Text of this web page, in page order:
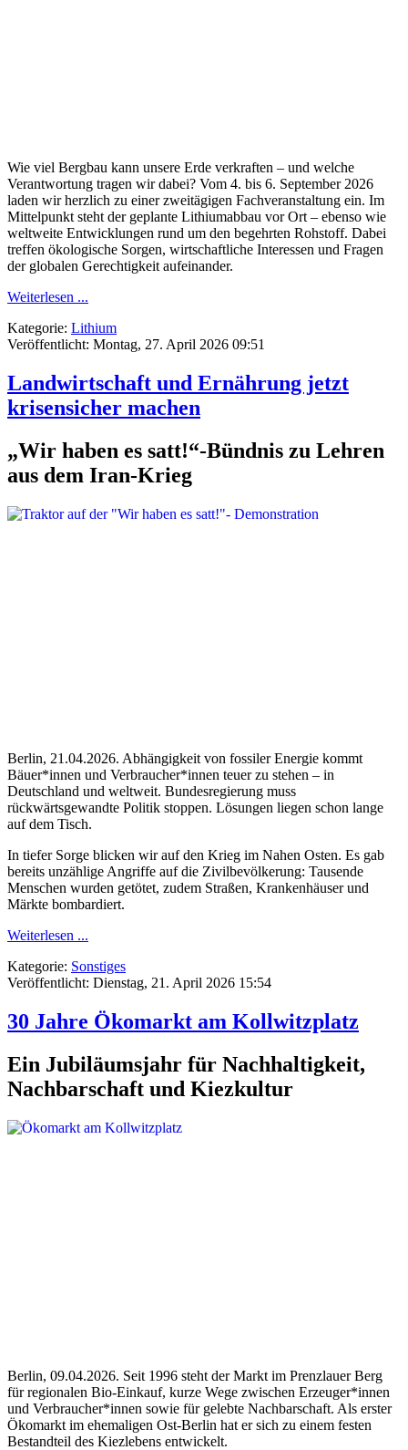
Wie viel Bergbau kann unsere Erde verkraften – und welche
Verantwortung tragen wir dabei? Vom 4. bis 6. September 2026
laden wir herzlich zu einer zweitägigen Fachveranstaltung ein. Im
Mittelpunkt steht der geplante Lithiumabbau vor Ort – ebenso wie
weltweite Entwicklungen rund um den begehrten Rohstoff. Dabei
treffen ökologische Sorgen, wirtschaftliche Interessen und Fragen
der globalen Gerechtigkeit aufeinander.
Weiterlesen ...
Kategorie: Lithium
Veröffentlicht: Montag, 27. April 2026 09:51
Landwirtschaft und Ernährung jetzt
krisensicher machen
„Wir haben es satt!“-Bündnis zu Lehren
aus dem Iran-Krieg
Berlin, 21.04.2026. Abhängigkeit von fossiler Energie kommt
Bäuer*innen und Verbraucher*innen teuer zu stehen – in
Deutschland und weltweit. Bundesregierung muss
rückwärtsgewandte Politik stoppen. Lösungen liegen schon lange
auf dem Tisch.
In tiefer Sorge blicken wir auf den Krieg im Nahen Osten. Es gab
bereits unzählige Angriffe auf die Zivilbevölkerung: Tausende
Menschen wurden getötet, zudem Straßen, Krankenhäuser und
Märkte bombardiert.
Weiterlesen ...
Kategorie: Sonstiges
Veröffentlicht: Dienstag, 21. April 2026 15:54
30 Jahre Ökomarkt am Kollwitzplatz
Ein Jubiläumsjahr für Nachhaltigkeit,
Nachbarschaft und Kiezkultur
Berlin, 09.04.2026. Seit 1996 steht der Markt im Prenzlauer Berg
für regionalen Bio-Einkauf, kurze Wege zwischen Erzeuger*innen
und Verbraucher*innen sowie für gelebte Nachbarschaft. Als erster
Ökomarkt im ehemaligen Ost-Berlin hat er sich zu einem festen
Bestandteil des Kiezlebens entwickelt.